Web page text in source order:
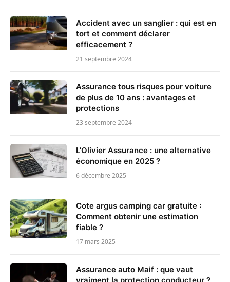
Accident avec un sanglier : qui est en
tort et comment déclarer
efficacement ?
21 septembre 2024
Assurance tous risques pour voiture
de plus de 10 ans : avantages et
protections
23 septembre 2024
L’Olivier Assurance : une alternative
économique en 2025 ?
6 décembre 2025
Cote argus camping car gratuite :
Comment obtenir une estimation
fiable ?
17 mars 2025
Assurance auto Maif : que vaut
vraiment la protection conducteur ?